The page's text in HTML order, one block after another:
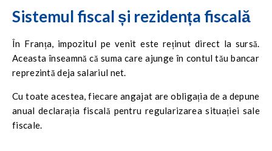
Sistemul fiscal și rezidența fiscală
În Franța, impozitul pe venit este reținut direct la sursă.
Aceasta înseamnă că suma care ajunge în contul tău bancar
reprezintă deja salariul net.
Cu toate acestea, fiecare angajat are obligația de a depune
anual declarația fiscală pentru regularizarea situației sale
fiscale.